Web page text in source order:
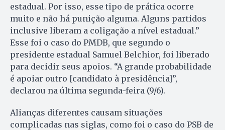
estadual. Por isso, esse tipo de prática ocorre
muito e não há punição alguma. Alguns partidos
inclusive liberam a coligação a nível estadual.”
Esse foi o caso do PMDB, que segundo o
presidente estadual Samuel Belchior, foi liberado
para decidir seus apoios. “A grande probabilidade
é apoiar outro [candidato à presidência]”,
declarou na última segunda-feira (9/6).
Alianças diferentes causam situações
complicadas nas siglas, como foi o caso do PSB de